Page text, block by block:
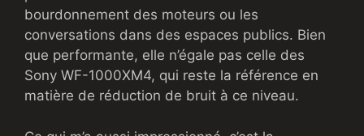
bourdonnement des moteurs ou les
conversations dans des espaces publics. Bien
que performante, elle n’égale pas celle des
Sony WF-1000XM4, qui reste la référence en
matière de réduction de bruit à ce niveau.